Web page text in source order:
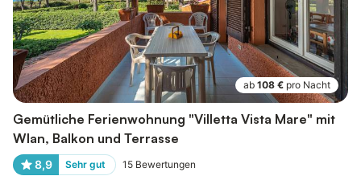
ab 108 € pro Nacht
Gemütliche Ferienwohnung "Villetta Vista Mare" mit
Wlan, Balkon und Terrasse
8,9 Sehr gut 15 Bewertungen